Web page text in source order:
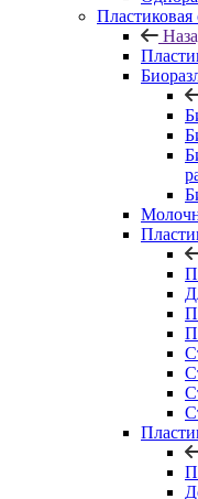
Пластиковая